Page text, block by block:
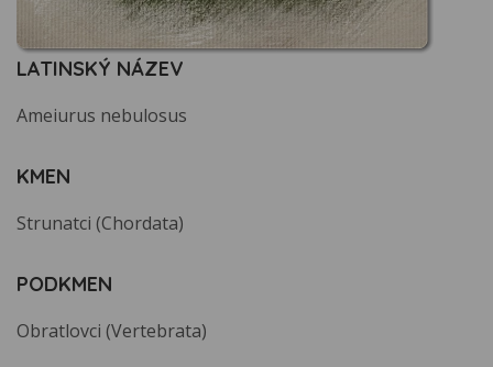
LATINSKÝ NÁZEV
Ameiurus nebulosus
KMEN
Strunatci (Chordata)
PODKMEN
Obratlovci (Vertebrata)